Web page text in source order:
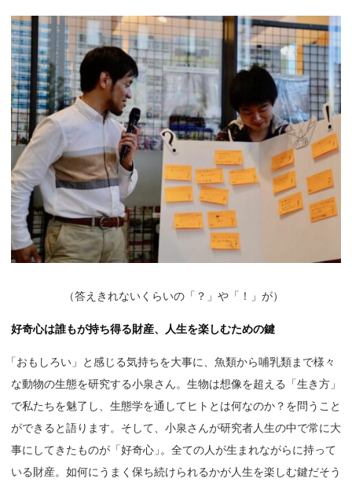
（答えきれないくらいの「？」や「！」が）
好奇心は誰もが持ち得る財産、人生を楽しむための鍵
「おもしろい」と感じる気持ちを大事に、魚類から哺乳類まで様々
な動物の生態を研究する小泉さん。生物は想像を超える「生き方」
で私たちを魅了し、生態学を通してヒトとは何なのか？を問うこと
ができると語ります。そして、小泉さんが研究者人生の中で常に大
事にしてきたものが「好奇心 」 。全ての人が生まれながらに持って
いる財産。如何にうまく保ち続けられるかが人生を楽しむ鍵だそう